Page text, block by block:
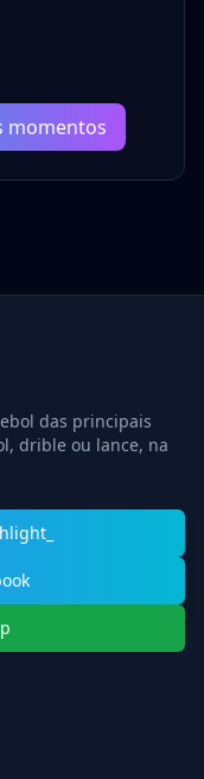
momentos
das principais
drible ou lance, na